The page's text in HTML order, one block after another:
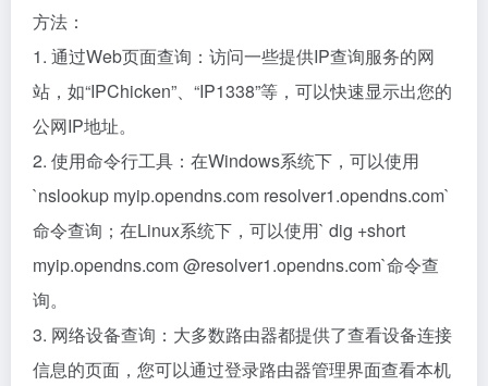
方法：
1. 通过Web页面查询：访问一些提供IP查询服务的网
站，如“IPChicken”、“IP1338”等，可以快速显示出您的
公网IP地址。
2. 使用命令行工具：在Windows系统下，可以使用
`nslookup myip.opendns.com resolver1.opendns.com`
命令查询；在Linux系统下，可以使用` dig +short
myip.opendns.com @resolver1.opendns.com`命令查
询。
3. 网络设备查询：大多数路由器都提供了查看设备连接
信息的页面，您可以通过登录路由器管理界面查看本机